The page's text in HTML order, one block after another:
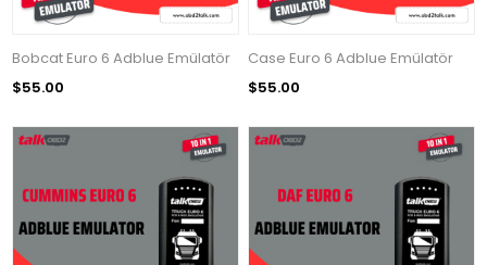
Bobcat Euro 6 Adblue Emülatör
$55.00
Case Euro 6 Adblue Emülatör
$55.00